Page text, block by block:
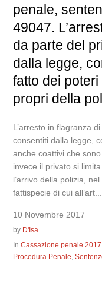
penale,
49047.
da parte del
dalla legge,
fatto dei
propri della
L’arresto in flagranza
consentiti dalla legge,
anche coattivi che
invece il privato si
l’arrivo della polizia,
fattispecie di cui all’art....
10 Novembre 2017
by D'Isa
InCassazione penale 2017
Procedura Penale,